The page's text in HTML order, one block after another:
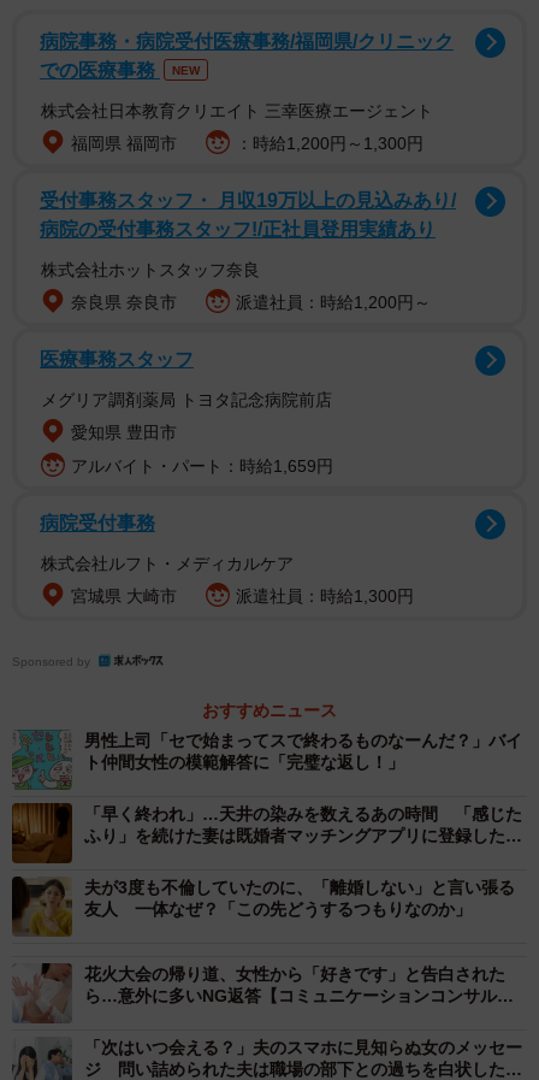
SNSトレンド「おじアタック」「おばアタック」
の認知度は低い
「おじアタック」や「おばアタック」という言葉を知っていましたか？
（提供画像）
この言葉の認知度を尋ねたところ、64.4％が「今回初めて
知った」と回答。「知っている」は13.8％にとどまってい
ます。「聞いたことはあるが詳しくは知らない」は21.8%
年の差アタックのようなアプローチを受けた／した経験はありますか？
（提供画像）
実際の婚活の場では、年の差アプローチが珍しくないこと
病院事務・病院受付医療事務/福岡県/クリニック
での医療事務
NEW
株式会社日本教育クリエイト 三幸医療エージェント
福岡県 福岡市
：時給1,200円～1,300円
受付事務スタッフ・ 月収19万以上の見込みあり/
病院の受付事務スタッフ!/正社員登用実績あり
株式会社ホットスタッフ奈良
奈良県 奈良市
派遣社員：時給1,200円～
医療事務スタッフ
メグリア調剤薬局 トヨタ記念病院前店
愛知県 豊田市
アルバイト・パート：時給1,659円
病院受付事務
株式会社ルフト・メディカルケア
宮城県 大崎市
派遣社員：時給1,300円
Sponsored by
おすすめニュース
男性上司「セで始まってスで終わるものなーんだ？」バイ
ト仲間女性の模範解答に「完璧な返し！」
「早く終われ」…天井の染みを数えるあの時間 「感じた
ふり」を続けた妻は既婚者マッチングアプリに登録した
夫が3度も不倫していたのに、「離婚しない」と言い張る
友人 一体なぜ？「この先どうするつもりなのか」
花火大会の帰り道、女性から「好きです」と告白された
ら…意外に多いNG返答【コミュニケーションコンサルタ
「次はいつ会える？」夫のスマホに見知らぬ女のメッセー
ジ 問い詰められた夫は職場の部下との過ちを白状した